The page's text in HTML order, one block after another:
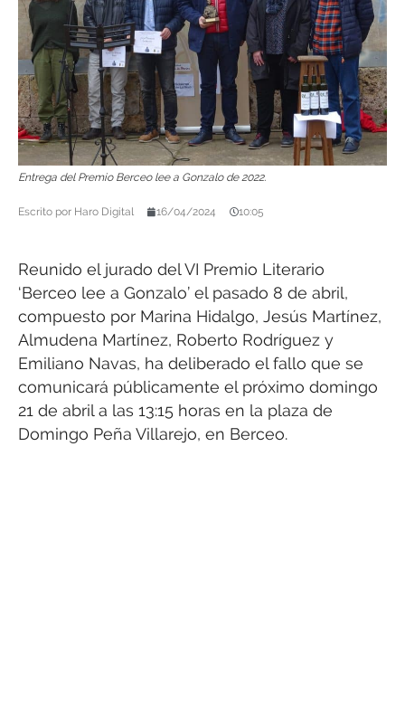
Entrega del Premio Berceo lee a Gonzalo de 2022.
Escrito por Haro Digital 16/04/2024 10:05
Reunido el jurado del VI Premio Literario
‘Berceo lee a Gonzalo’ el pasado 8 de abril,
compuesto por Marina Hidalgo, Jesús Martínez,
Almudena Martínez, Roberto Rodríguez y
Emiliano Navas, ha deliberado el fallo que se
comunicará públicamente el próximo domingo
21 de abril a las 13:15 horas en la plaza de
Domingo Peña Villarejo, en Berceo.